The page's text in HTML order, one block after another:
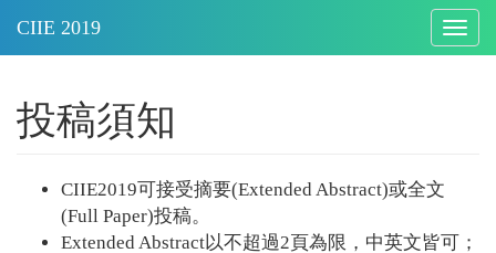
投稿須知
CIIE2019可接受摘要(Extended Abstract)或全文
(Full Paper)投稿。
Extended Abstract以不超過2頁為限，中英文皆可；